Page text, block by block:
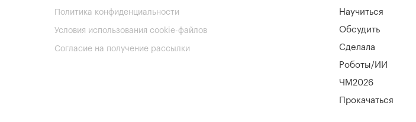
Политика конфиденциальности
Условия использования cookie-файлов
Согласие на получение рассылки
Научиться
Обсудить
Сделала
Роботы/ИИ
ЧМ2026
Прокачаться